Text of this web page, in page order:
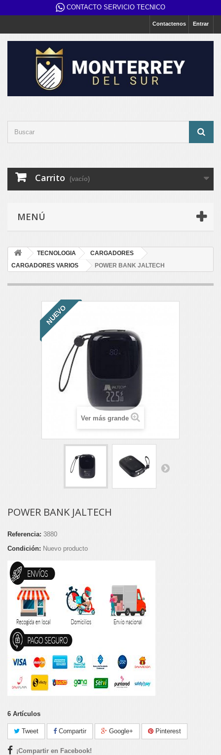
CONTACTO SERVICIO TECNICO
Entrar
Contactenos
Carrito (vacío)
MENÚ
TECNOLOGIA
CARGADORES
CARGADORES VARIOS
POWER BANK JALTECH
NUEVO
Ver más grande
POWER BANK JALTECH
Referencia: 3880
Condición: Nuevo producto
6 Artículos
Tweet Compartir Google+ Pinterest
¡Compartir en Facebook!